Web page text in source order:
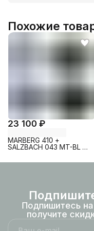
Похожие
23 100 ₽
MARBERG 410 +
SALZBACH 043 MT-BL +
Подпишитесь
получите